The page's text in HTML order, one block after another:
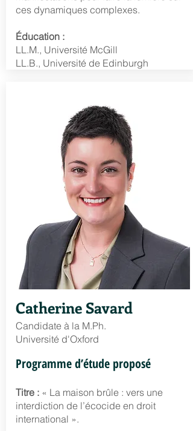
ces dynamiques complexes.
Éducation :
LL.M., Université McGill
LL.B., Université de Edinburgh
Catherine Savard
Candidate à la M.Ph.
Université d'Oxford
Programme d’étude proposé
Titre : « La maison brûle : vers une
interdiction de l’écocide en droit
international ».